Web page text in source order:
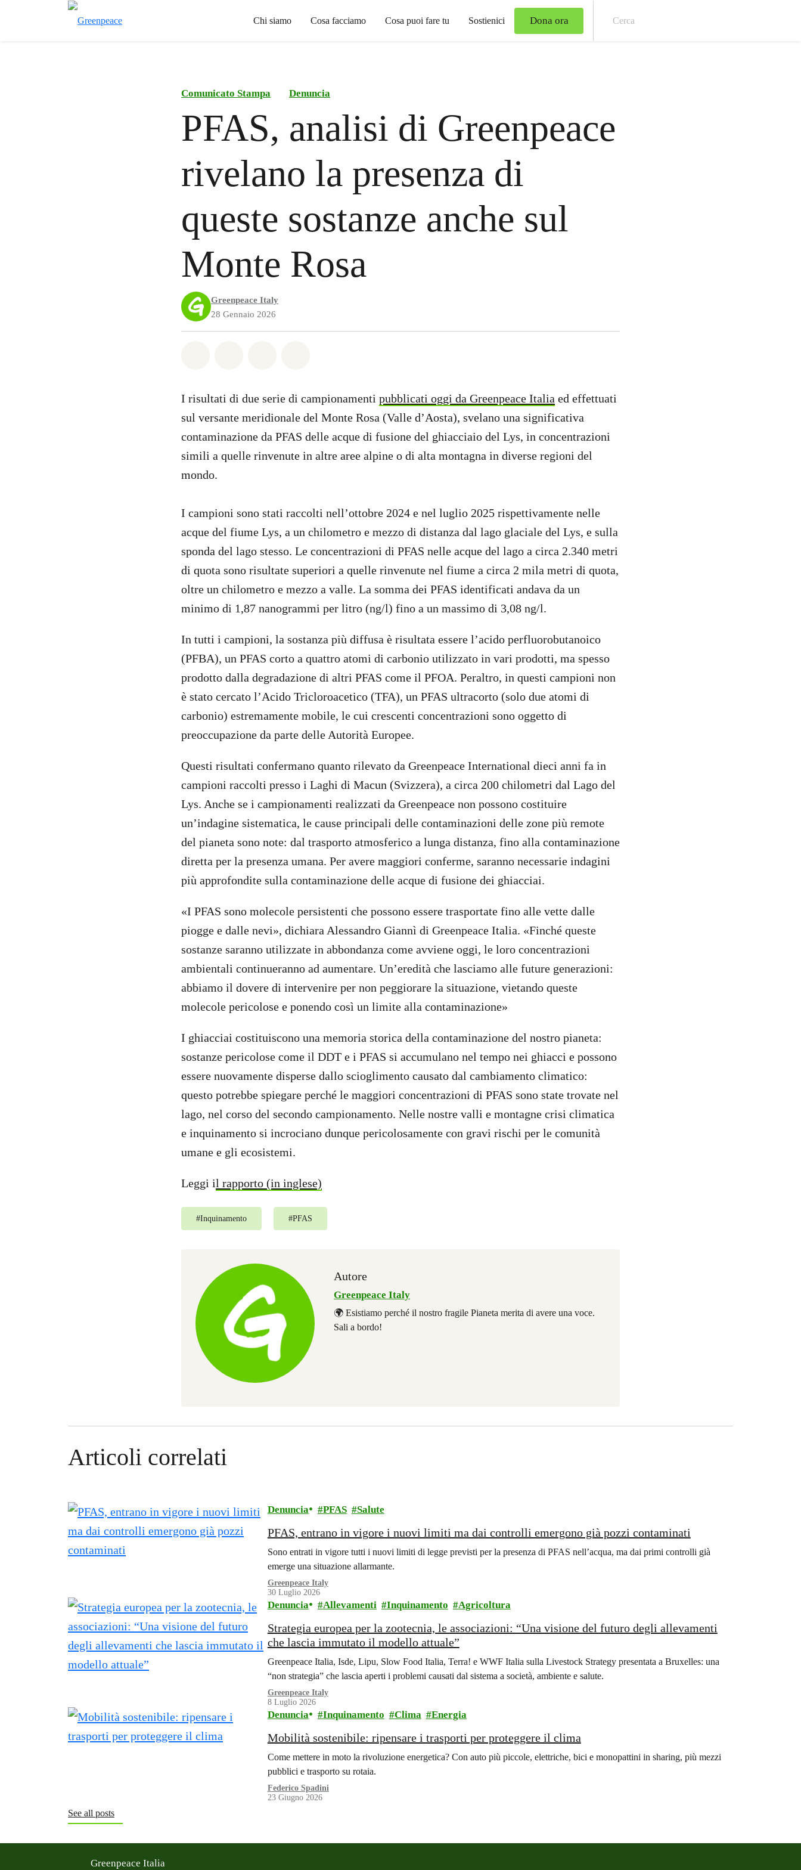
Chi siamo Cosa facciamo Cosa puoi fare tu Sostienici Dona ora
Comunicato Stampa Denuncia
PFAS, analisi di Greenpeace
rivelano la presenza di
queste sostanze anche sul
Monte Rosa
Greenpeace Italy
28 Gennaio 2026
I risultati di due serie di campionamenti pubblicati oggi da Greenpeace Italia ed effettuati
sul versante meridionale del Monte Rosa (Valle d’Aosta), svelano una significativa
contaminazione da PFAS delle acque di fusione del ghiacciaio del Lys, in concentrazioni
simili a quelle rinvenute in altre aree alpine o di alta montagna in diverse regioni del
mondo.
I campioni sono stati raccolti nell’ottobre 2024 e nel luglio 2025 rispettivamente nelle
acque del fiume Lys, a un chilometro e mezzo di distanza dal lago glaciale del Lys, e sulla
sponda del lago stesso. Le concentrazioni di PFAS nelle acque del lago a circa 2.340 metri
di quota sono risultate superiori a quelle rinvenute nel fiume a circa 2 mila metri di quota,
oltre un chilometro e mezzo a valle. La somma dei PFAS identificati andava da un
minimo di 1,87 nanogrammi per litro (ng/l) fino a un massimo di 3,08 ng/l.
In tutti i campioni, la sostanza più diffusa è risultata essere l’acido perfluorobutanoico
(PFBA), un PFAS corto a quattro atomi di carbonio utilizzato in vari prodotti, ma spesso
prodotto dalla degradazione di altri PFAS come il PFOA. Peraltro, in questi campioni non
è stato cercato l’Acido Tricloroacetico (TFA), un PFAS ultracorto (solo due atomi di
carbonio) estremamente mobile, le cui crescenti concentrazioni sono oggetto di
preoccupazione da parte delle Autorità Europee.
Questi risultati confermano quanto rilevato da Greenpeace International dieci anni fa in
campioni raccolti presso i Laghi di Macun (Svizzera), a circa 200 chilometri dal Lago del
Lys. Anche se i campionamenti realizzati da Greenpeace non possono costituire
un’indagine sistematica, le cause principali delle contaminazioni delle zone più remote
del pianeta sono note: dal trasporto atmosferico a lunga distanza, fino alla contaminazione
diretta per la presenza umana. Per avere maggiori conferme, saranno necessarie indagini
più approfondite sulla contaminazione delle acque di fusione dei ghiacciai.
«I PFAS sono molecole persistenti che possono essere trasportate fino alle vette dalle
piogge e dalle nevi», dichiara Alessandro Giannì di Greenpeace Italia. «Finché queste
sostanze saranno utilizzate in abbondanza come avviene oggi, le loro concentrazioni
ambientali continueranno ad aumentare. Un’eredità che lasciamo alle future generazioni:
abbiamo il dovere di intervenire per non peggiorare la situazione, vietando queste
molecole pericolose e ponendo così un limite alla contaminazione»
I ghiacciai costituiscono una memoria storica della contaminazione del nostro pianeta:
sostanze pericolose come il DDT e i PFAS si accumulano nel tempo nei ghiacci e possono
essere nuovamente disperse dallo scioglimento causato dal cambiamento climatico:
questo potrebbe spiegare perché le maggiori concentrazioni di PFAS sono state trovate nel
lago, nel corso del secondo campionamento. Nelle nostre valli e montagne crisi climatica
e inquinamento si incrociano dunque pericolosamente con gravi rischi per le comunità
umane e gli ecosistemi.
Leggi il rapporto (in inglese)
#Inquinamento #PFAS
Autore
Greenpeace Italy
🌍 Esistiamo perché il nostro fragile Pianeta merita di avere una voce.
Sali a bordo!
Articoli correlati
Denuncia PFAS Salute
PFAS, entrano in vigore i nuovi limiti ma dai controlli emergono già pozzi contaminati
Sono entrati in vigore tutti i nuovi limiti di legge previsti per la presenza di PFAS nell’acqua, ma dai primi controlli già
emerge una situazione allarmante.
Greenpeace Italy
30 Luglio 2026
Denuncia Allevamenti Inquinamento Agricoltura
Strategia europea per la zootecnia, le associazioni: “Una visione del futuro degli allevamenti
che lascia immutato il modello attuale”
Greenpeace Italia, Isde, Lipu, Slow Food Italia, Terra! e WWF Italia sulla Livestock Strategy presentata a Bruxelles: una
“non strategia” che lascia aperti i problemi causati dal sistema a società, ambiente e salute.
Greenpeace Italy
8 Luglio 2026
Denuncia Inquinamento Clima Energia
Mobilità sostenibile: ripensare i trasporti per proteggere il clima
Come mettere in moto la rivoluzione energetica? Con auto più piccole, elettriche, bici e monopattini in sharing, più mezzi
pubblici e trasporto su rotaia.
Federico Spadini
23 Giugno 2026
See all posts
Greenpeace Italia